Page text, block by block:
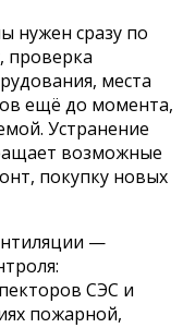
нужен сразу по
проверка
места
ещё до момента,
Устранение
возможные
покупку новых
—
СЭС и
пожарной,